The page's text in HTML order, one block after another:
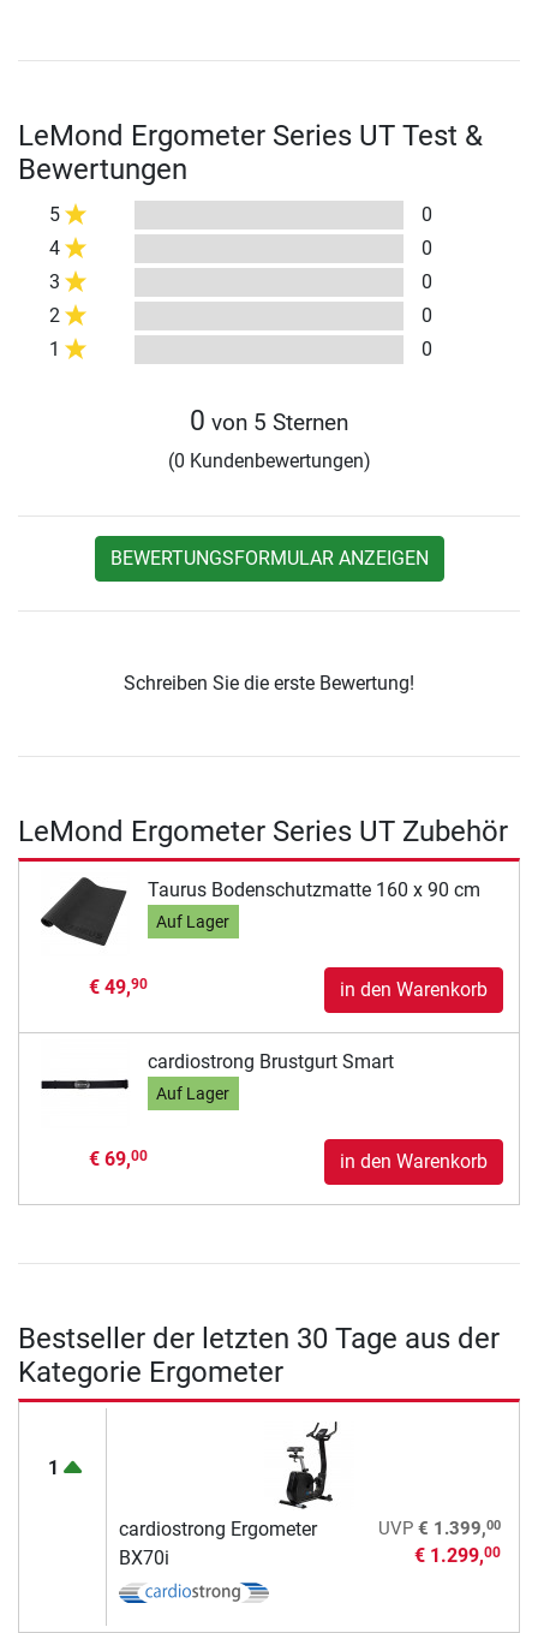
LeMond Ergometer Series UT Test &
Bewertungen
5
0
4
0
3
0
2
0
1
0
0 von 5 Sternen
(0 Kundenbewertungen)
BEWERTUNGSFORMULAR ANZEIGEN
Schreiben Sie die erste Bewertung!
LeMond Ergometer Series UT Zubehör
Taurus Bodenschutzmatte 160 x 90 cm
Auf Lager
€ 49,90 in den Warenkorb
cardiostrong Brustgurt Smart
Auf Lager
€ 69,00 in den Warenkorb
Bestseller der letzten 30 Tage aus der
Kategorie Ergometer
1
cardiostrong Ergometer
BX70i
UVP € 1.399,00
€ 1.299,00